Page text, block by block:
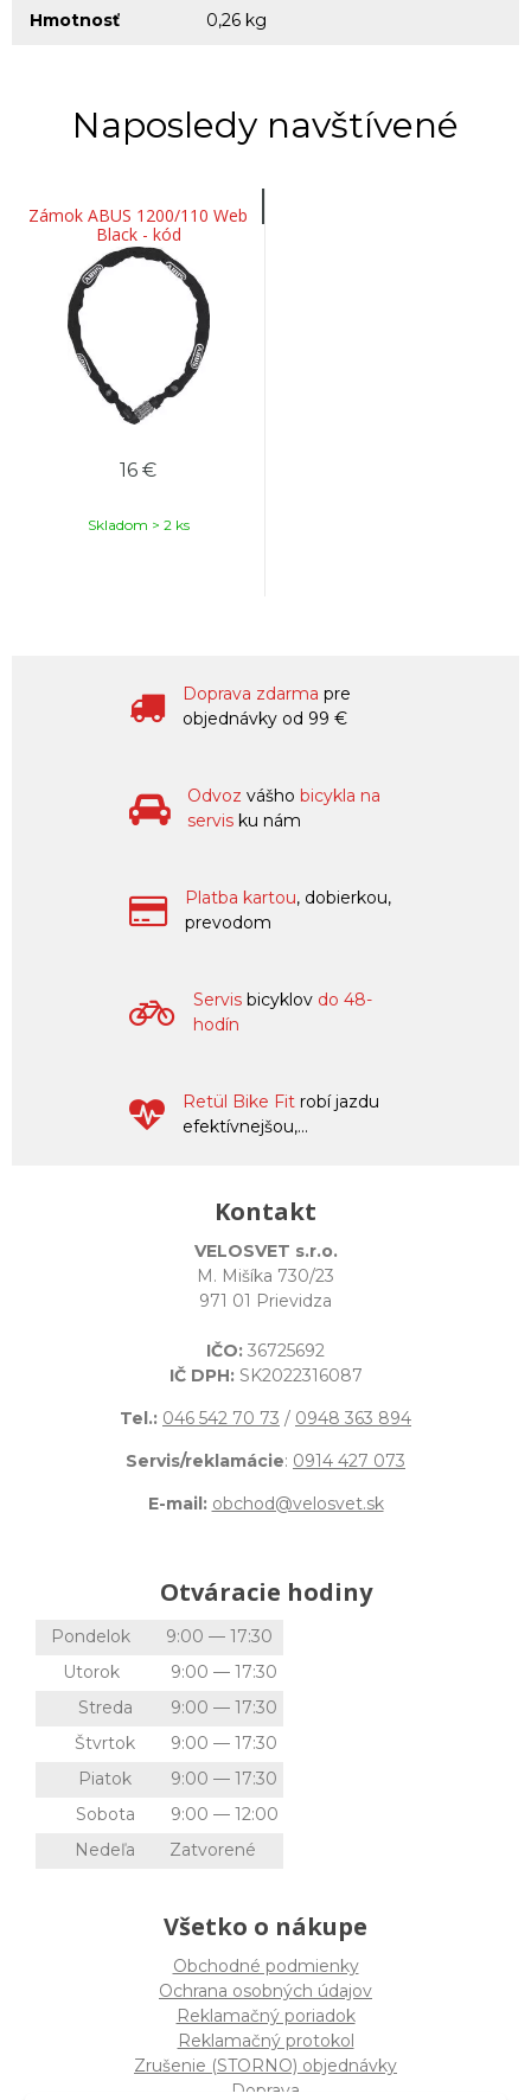
Hmotnosť 0,26 kg
Naposledy navštívené
Zámok ABUS 1200/110 Web
Black - kód
16 €
Skladom > 2 ks
Doprava zdarma pre
objednávky od 99 €
Odvoz vášho bicykla na
servis ku nám
Platba kartou, dobierkou,
prevodom
Servis bicyklov do 48-
hodín
Retül Bike Fit robí jazdu
efektívnejšou,...
Kontakt
VELOSVET s.r.o.
M. Mišíka 730/23
971 01 Prievidza
IČO: 36725692
IČ DPH: SK2022316087
Tel.: 046 542 70 73 / 0948 363 894
Servis/reklamácie: 0914 427 073
E-mail: obchod@velosvet.sk
Otváracie hodiny
Pondelok
9:00 — 17:30
Utorok
9:00 — 17:30
Streda
9:00 — 17:30
Štvrtok
9:00 — 17:30
Piatok
9:00 — 17:30
Sobota
9:00 — 12:00
Nedeľa
Zatvorené
Všetko o nákupe
Obchodné podmienky
Ochrana osobných údajov
Reklamačný poriadok
Reklamačný protokol
Zrušenie (STORNO) objednávky
Doprava